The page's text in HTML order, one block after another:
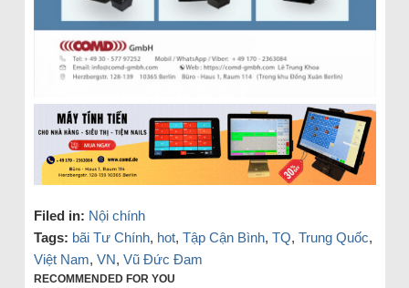
Filed in: Nội chính
Tags: bãi Tư Chính, hot, Tập Cận Bình, TQ, Trung Quốc,
Việt Nam, VN, Vũ Đức Đam
RECOMMENDED FOR YOU